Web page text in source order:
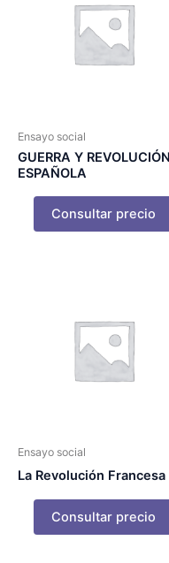
Ensayo social
GUERRA Y REVOLUCIÓN
ESPAÑOLA
Consultar precio
Ensayo social
La Revolución Francesa
Consultar precio